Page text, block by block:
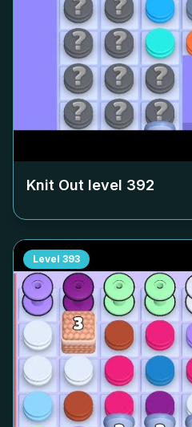
Knit Out level 392
Level 393